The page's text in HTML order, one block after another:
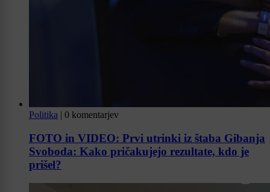
Politika | 0 komentarjev
FOTO in VIDEO: Prvi utrinki iz štaba Gibanja
Svoboda: Kako pričakujejo rezultate, kdo je
prišel?